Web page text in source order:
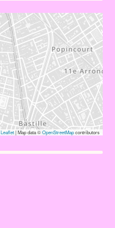
Leaflet|Map data ©OpenStreetMapcontributors